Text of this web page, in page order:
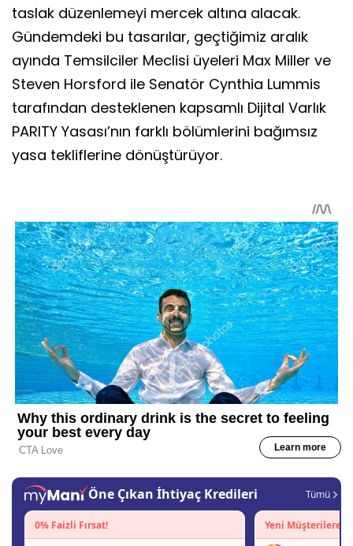
taslak düzenlemeyi mercek altına alacak.
Gündemdeki bu tasarılar, geçtiğimiz aralık
ayında Temsilciler Meclisi üyeleri Max Miller ve
Steven Horsford ile Senatör Cynthia Lummis
tarafından desteklenen kapsamlı Dijital Varlık
PARITY Yasası’nın farklı bölümlerini bağımsız
yasa tekliflerine dönüştürüyor.